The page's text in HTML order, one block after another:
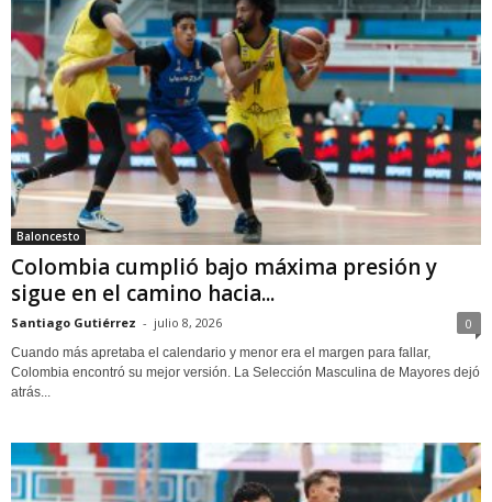
Baloncesto
Colombia cumplió bajo máxima presión y
sigue en el camino hacia...
Santiago Gutiérrez - julio 8, 2026 0
Cuando más apretaba el calendario y menor era el margen para fallar,
Colombia encontró su mejor versión. La Selección Masculina de Mayores dejó
atrás...